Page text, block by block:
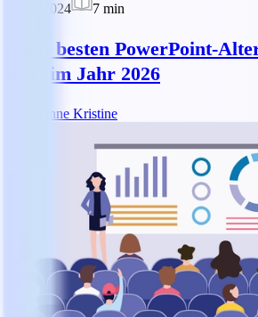
17.06.2024
7 min
Die 6 besten PowerPoint-
Mac im Jahr 2026
Dianne Kristine